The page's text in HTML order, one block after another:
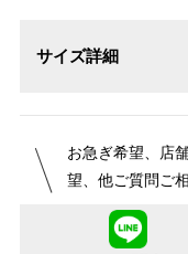
サイズ詳細
お急ぎ希望、店
望、他ご質問ご